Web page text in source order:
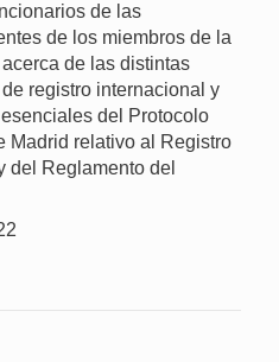
de las
de los miembros de la
de las distintas
registro internacional y
del Protocolo
Madrid relativo al Registro
del Reglamento del